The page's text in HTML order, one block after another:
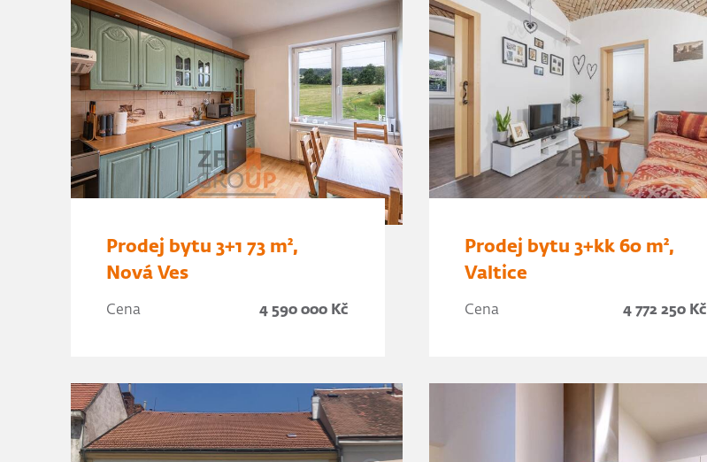
Prodej bytu 3+1 73 m²,
Nová Ves
Cena 4 590 000 Kč
Prodej bytu 3+kk 60 m²,
Valtice
Cena 4 772 250 Kč